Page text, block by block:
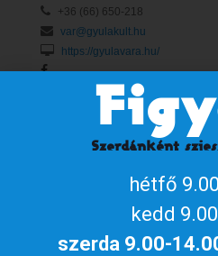
+36 (66) 650-218
var@gyulakult.hu
https://gyulavara.hu/
iCalendar / Outlook
Megosztom az eseményt
Szerdánként
hétfő
kedd
szerda 9.00-